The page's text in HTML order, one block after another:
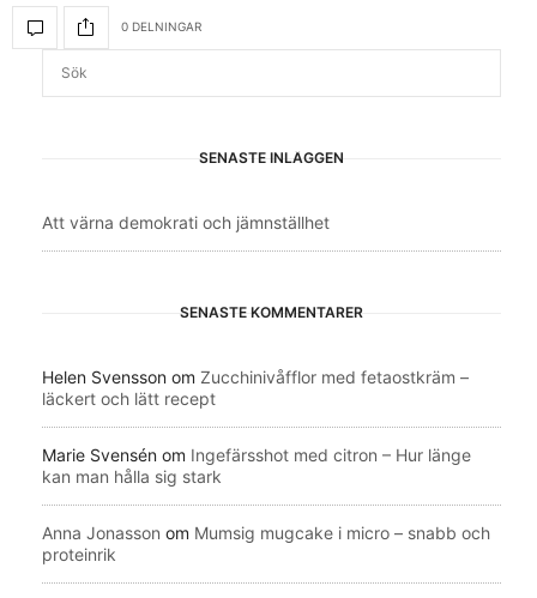
0 DELNINGAR
SENASTE INLÄGGEN
Att värna demokrati och jämnställhet
SENASTE KOMMENTARER
Helen Svensson om Zucchinivåfflor med fetaostkräm –
läckert och lätt recept
Marie Svensén om Ingefärsshot med citron – Hur länge
kan man hålla sig stark
Anna Jonasson om Mumsig mugcake i micro – snabb och
proteinrik